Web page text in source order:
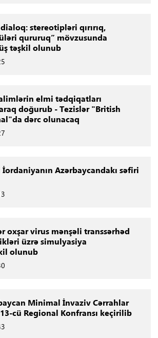
stereotipləri qırırıq,
qururuq” mövzusunda
təşkil olunub
elmi tədqiqatları
doğurub - Tezislər "British
dərc olunacaq
Azərbaycandakı səfiri
oxşar virus mənşəli transsərhəd
üzrə simulyasiya
olunub
Minimal İnvaziv Cərrahlar
cü Regional Konfransı keçirilib